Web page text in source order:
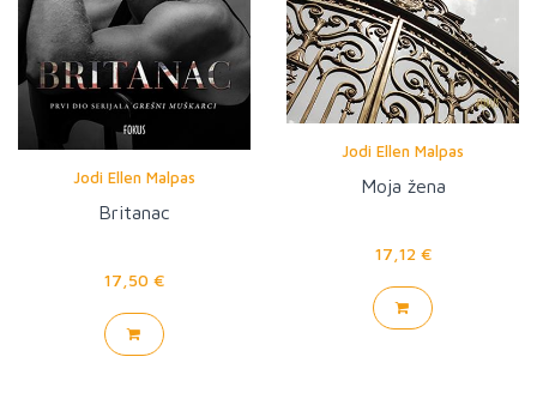
Jodi Ellen Malpas
Britanac
17,50 €
Jodi Ellen Malpas
Moja žena
17,12 €